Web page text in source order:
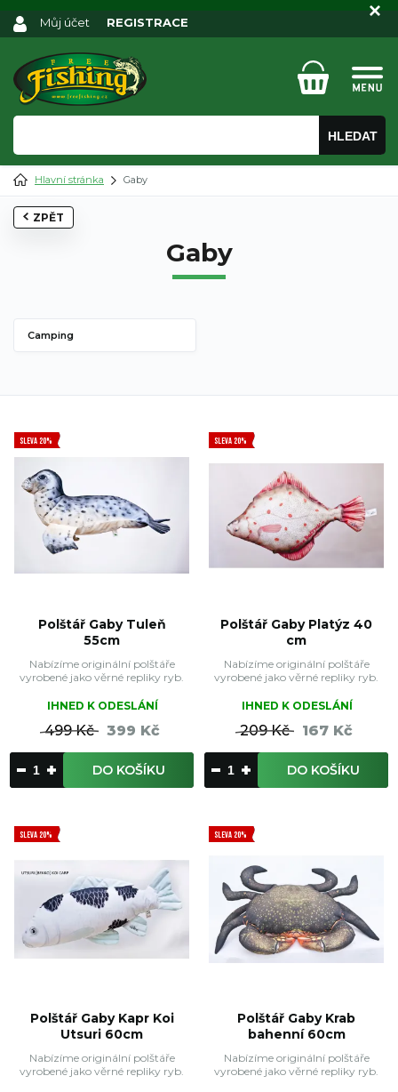
HLEDAT
Můj účet REGISTRACE
Hlavní stránka Gaby
ZPĚT
Gaby
Camping
SLEVA 20%
Polštář Gaby Tuleň
55cm
Nabízíme originální polštáře
vyrobené jako věrné repliky ryb.
IHNED K ODESLÁNÍ
499 Kč 399 Kč
DO KOŠÍKU
SLEVA 20%
Polštář Gaby Platýz 40
cm
Nabízíme originální polštáře
vyrobené jako věrné repliky ryb.
IHNED K ODESLÁNÍ
209 Kč 167 Kč
DO KOŠÍKU
SLEVA 20%
Polštář Gaby Kapr Koi
Utsuri 60cm
Nabízíme originální polštáře
vyrobené jako věrné repliky ryb.
SLEVA 20%
Polštář Gaby Krab
bahenní 60cm
Nabízíme originální polštáře
vyrobené jako věrné repliky ryb.